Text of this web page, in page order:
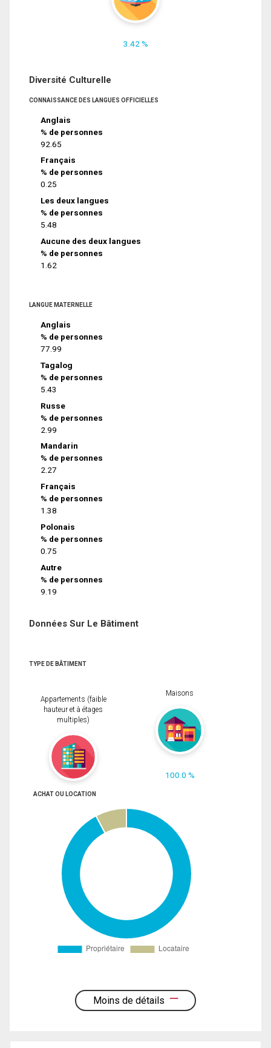
3.42 %
Diversité Culturelle
CONNAISSANCE DES LANGUES OFFICIELLES
Anglais
% de personnes
92.65
Français
% de personnes
0.25
Les deux langues
% de personnes
5.48
Aucune des deux langues
% de personnes
1.62
LANGUE MATERNELLE
Anglais
% de personnes
77.99
Tagalog
% de personnes
5.43
Russe
% de personnes
2.99
Mandarin
% de personnes
2.27
Français
% de personnes
1.38
Polonais
% de personnes
0.75
Autre
% de personnes
9.19
Données Sur Le Bâtiment
TYPE DE BÂTIMENT
Appartements (faible
hauteur et à étages
multiples)
Maisons
100.0 %
ACHAT OU LOCATION
Moins de détails